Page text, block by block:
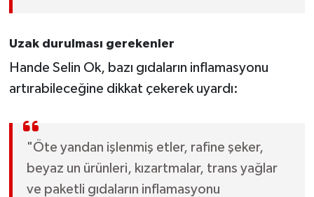
Uzak durulması gerekenler
Hande Selin Ok, bazı gıdaların inflamasyonu
artırabileceğine dikkat çekerek uyardı:
"Öte yandan işlenmiş etler, rafine şeker,
beyaz un ürünleri, kızartmalar, trans yağlar
ve paketli gıdaların inflamasyonu